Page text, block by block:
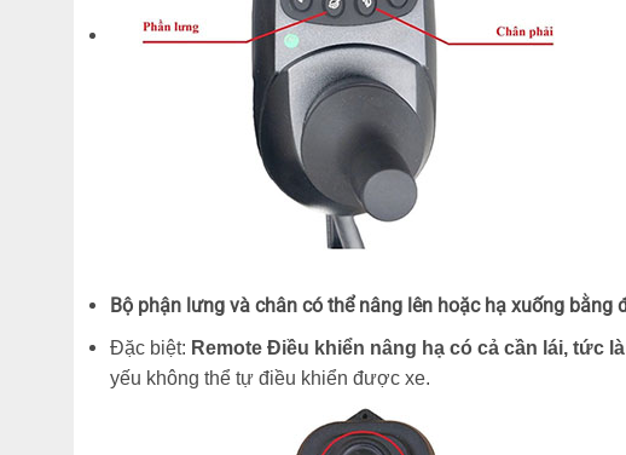
Bộ phận lưng và chân có thể nâng lên hoặc hạ xuống bằng
Đặc biệt: Remote Điều khiển nâng hạ có cả cần lái, tức
yếu không thể tự điều khiển được xe.